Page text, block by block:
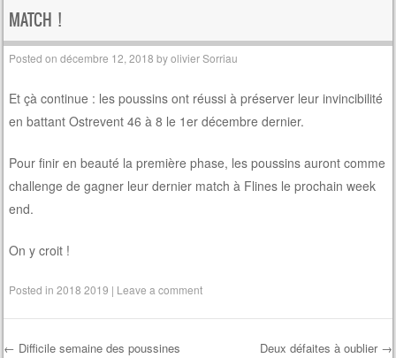
MATCH !
Posted ondécembre 12, 2018 byolivier Sorriau
Et çà continue : les poussins ont réussi à préserver leur invincibilité
en battant Ostrevent 46 à 8 le 1er décembre dernier.
Pour finir en beauté la première phase, les poussins auront comme
challenge de gagner leur dernier match à Flines le prochain week
end.
On y croit !
Posted in2018 2019 | Leave a comment
← Difficile semaine des poussines Deux défaites à oublier →